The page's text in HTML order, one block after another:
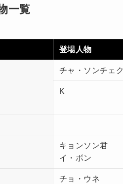
一覧
登場人物
チャ・ソンチェク
K
キョンソン君
イ・ボン
チョ・ウネ